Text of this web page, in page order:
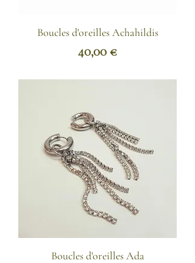
Boucles d'oreilles Achahildis
Prix
40,00 €
Boucles d'oreilles Ada